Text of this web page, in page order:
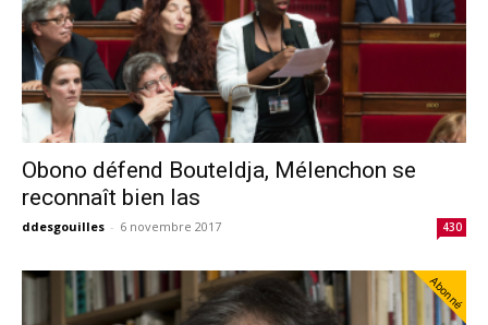
Obono défend Bouteldja, Mélenchon se
reconnaît bien las
ddesgouilles - 6 novembre 2017 430
Abonné